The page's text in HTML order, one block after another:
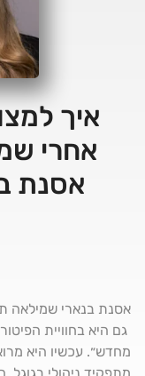
איך
אחרי
אסנת
אסנת בנארי שמילאה
גם היא בחוויית
מחדש״. עכשיו היא